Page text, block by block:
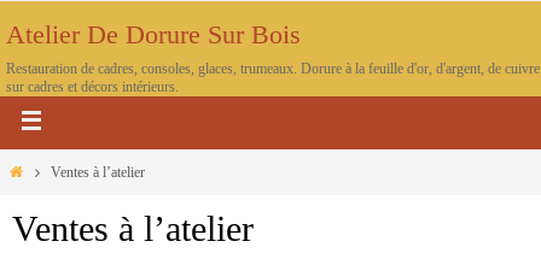
Atelier De Dorure Sur Bois
Restauration de cadres, consoles, glaces, trumeaux. Dorure à la feuille d'or, d'argent, de cuivre
sur cadres et décors intérieurs.
Ventes à l’atelier
Ventes à l’atelier